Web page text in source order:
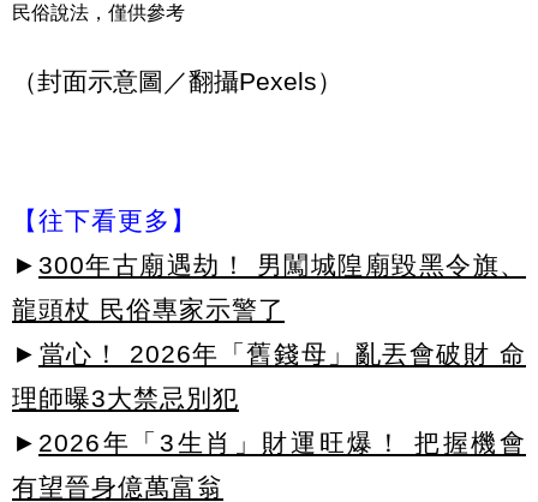
民俗說法，僅供參考
（封面示意圖／翻攝Pexels）
【往下看更多】
► 300年古廟遇劫！ 男闖城隍廟毀黑令旗、
龍頭杖 民俗專家示警了
► 當心！ 2026年「舊錢母」亂丟會破財 命
理師曝3大禁忌別犯
► 2026年「3生肖」財運旺爆！ 把握機會
有望晉身億萬富翁